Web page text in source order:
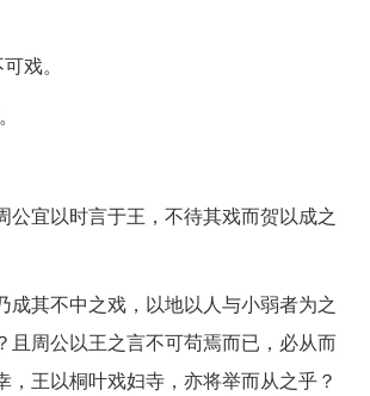
戏。
公宜以时言于王，不待其戏而贺以成之
成其不中之戏，以地以人与小弱者为之
且周公以王之言不可苟焉而已，必从而
，王以桐叶戏妇寺，亦将举而从之乎？